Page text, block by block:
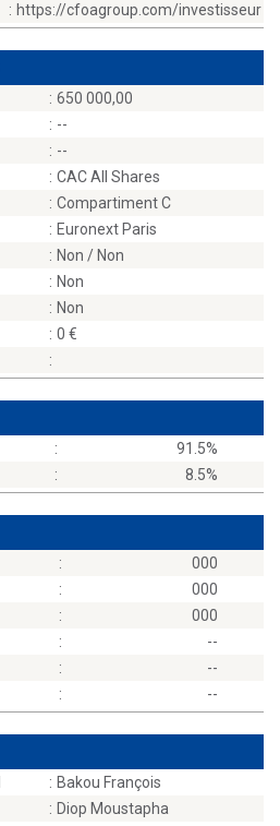
: https://cfoagroup.com/investisseur
: 650 000,00
: --
: --
: CAC All Shares
: Compartiment C
: Euronext Paris
: Non / Non
: Non
: Non
: 0
:
:
91.5%
: 8.5%
:
000
:
000
:
000
:
--
:
--
: --
: Bakou François
: Diop Moustapha